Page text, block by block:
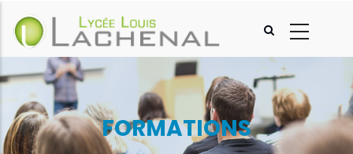
contenu
principal
FORMATIONS